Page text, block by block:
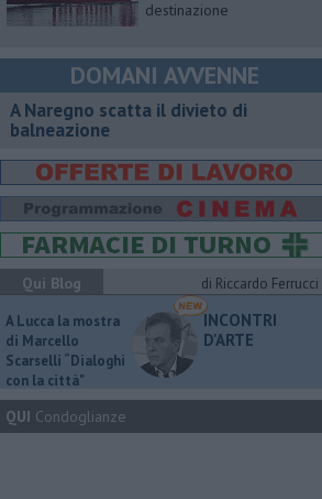
destinazione
DOMANI AVVENNE
A Naregno scatta il divieto di
balneazione
Qui Blog
di Riccardo Ferrucci
A Lucca la mostra
di Marcello
Scarselli “Dialoghi
con la città"
INCONTRI
D'ARTE
QUI Condoglianze